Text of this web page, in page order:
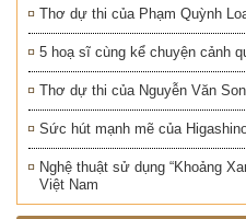
Thơ dự thi của Phạm Quỳnh
5 hoạ sĩ cùng kể chuyện cảnh
Thơ dự thi của Nguyễn Văn
Sức hút mạnh mẽ của
Nghệ thuật sử dụng “Khoảng
Việt Nam